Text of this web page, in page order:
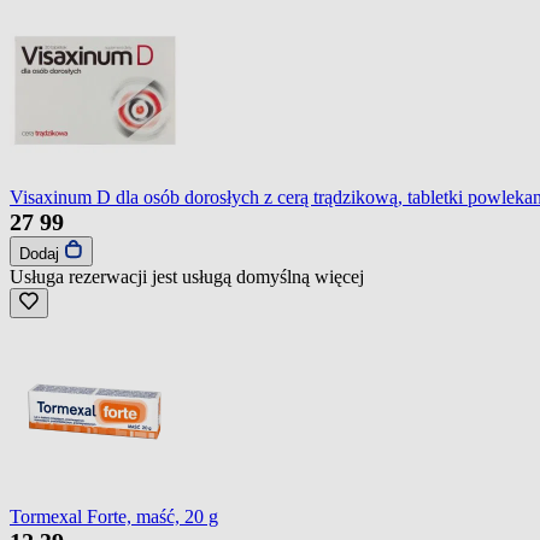
Visaxinum D dla osób dorosłych z cerą trądzikową, tabletki
27 99
Dodaj
Usługa rezerwacji jest usługą domyślną więcej
Tormexal Forte, maść, 20 g